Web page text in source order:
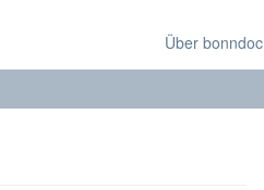
Über bonndoc